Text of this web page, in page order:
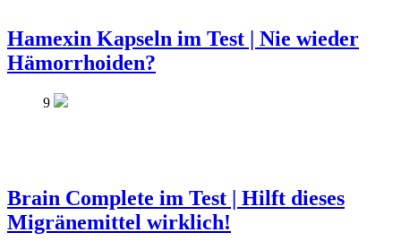
Hamexin Kapseln im Test | Nie wieder
Hämorrhoiden?
9
Brain Complete im Test | Hilft dieses
Migränemittel wirklich!